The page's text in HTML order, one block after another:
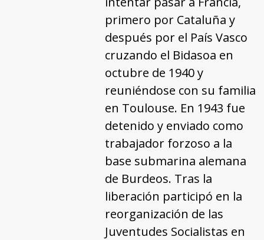
primero por Cataluña y
después por el País Vasco
cruzando el Bidasoa en
octubre de 1940 y
reuniéndose con su familia
en Toulouse. En 1943 fue
detenido y enviado como
trabajador forzoso a la
base submarina alemana
de Burdeos. Tras la
liberación participó en la
reorganización de las
Juventudes Socialistas en